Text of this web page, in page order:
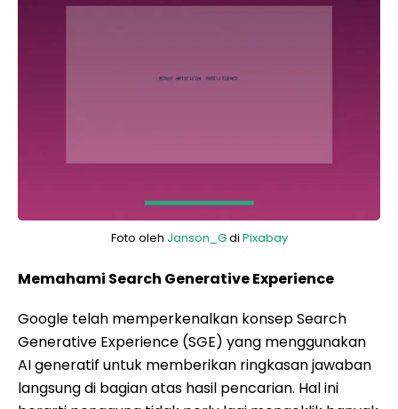
Foto oleh Janson_Gdi Pixabay
Memahami Search Generative Experience
Google telah memperkenalkan konsep Search
Generative Experience (SGE) yang menggunakan
AI generatif untuk memberikan ringkasan jawaban
langsung di bagian atas hasil pencarian. Hal ini